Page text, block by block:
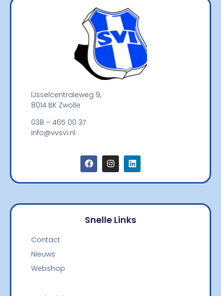
IJsselcentraleweg 9,
8014 BK Zwolle
038 – 465 00 37
info@vvsvi.nl
Snelle Links
Contact
Nieuws
Webshop